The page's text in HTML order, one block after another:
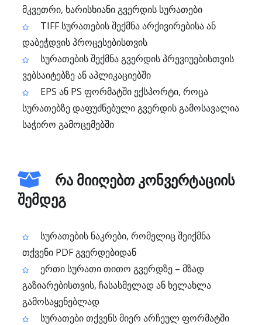
მკვეთრი, ხარისხიანი გვერდის სურათები
TIFF სურათების შექმნა არქივირებისა ან
დაბეჭდვის პროცესებისთვის
სურათების შექმნა გვერდის პრევიუებისთვის
ვებსაიტებზე ან აპლიკაციებში
EPS ან PS ფორმატში ექსპორტი, როცა
სურათებზე დაფუძნებული გვერდის გამოსავალია
საჭირო გამოცემებში
რა მიიღებთ კონვერტაციის
შემდეგ
სურათების ნაკრები, რომელიც შეიქმნა
თქვენი PDF გვერდებიდან
ერთი სურათი თითო გვერდზე – მზად
გაზიარებისთვის, ჩასასმელად ან ხელახლა
გამოსაყენებლად
სურათები თქვენს მიერ არჩეულ ფორმატში